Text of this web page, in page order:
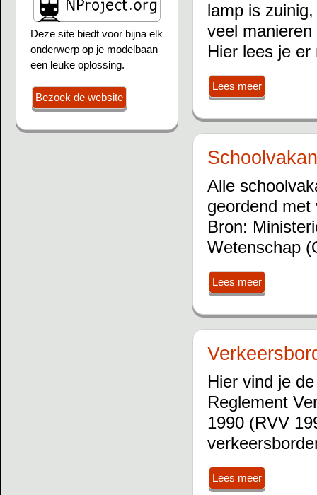
Deze site biedt voor bijna elk
onderwerp op je modelbaan
een leuke oplossing.
Bezoek de website
lamp is
veel
Hier lees je
Lees meer
Alle
geordend met
Bron:
Wetenschap
Lees meer
Hier vind je
Reglement
1990 (RVV
Lees meer